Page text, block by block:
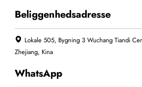
Beliggenhedsadresse
Lokale 505, Bygning 3 Wuchang Tiandi
Zhejiang, Kina
WhatsApp